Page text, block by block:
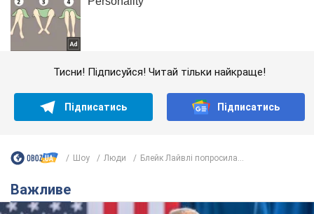
Тисни! Підписуйся! Читай тільки найкраще!
Підписатись Підписатись
Шоу Люди Блейк Лайвлі попросила...
Важливе